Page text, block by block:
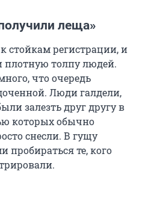
леща»
стойкам регистрации, и
плотную толпу людей.
что очередь
Люди галдели,
залезть друг другу в
которых обычно
снесли. В гущу
пробираться те, кого